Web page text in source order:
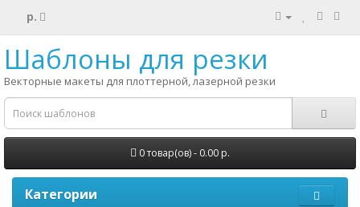
р.
Шаблоны для резки
Векторные макеты для плоттерной, лазерной резки
0 товар(ов) - 0.00 р.
Категории